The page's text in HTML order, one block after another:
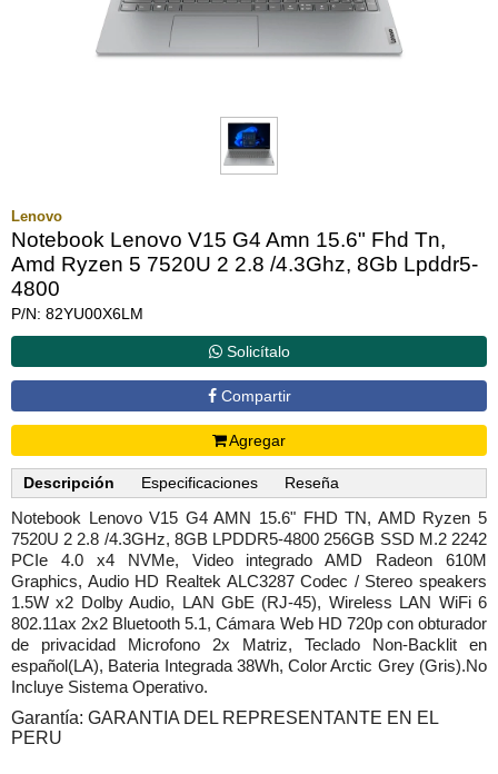
Lenovo
Notebook Lenovo V15 G4 Amn 15.6" Fhd Tn,
Amd Ryzen 5 7520U 2 2.8 /4.3Ghz, 8Gb Lpddr5-
4800
P/N: 82YU00X6LM
Solicítalo
Compartir
Agregar
Descripción Especificaciones Reseña
Notebook Lenovo V15 G4 AMN 15.6" FHD TN, AMD Ryzen 5
7520U 2 2.8 /4.3GHz, 8GB LPDDR5-4800 256GB SSD M.2 2242
PCIe 4.0 x4 NVMe, Video integrado AMD Radeon 610M
Graphics, Audio HD Realtek ALC3287 Codec / Stereo speakers
1.5W x2 Dolby Audio, LAN GbE (RJ-45), Wireless LAN WiFi 6
802.11ax 2x2 Bluetooth 5.1, Cámara Web HD 720p con obturador
de privacidad Microfono 2x Matriz, Teclado Non-Backlit en
español(LA), Bateria Integrada 38Wh, Color Arctic Grey (Gris).No
Incluye Sistema Operativo.
Garantía: GARANTIA DEL REPRESENTANTE EN EL
PERU